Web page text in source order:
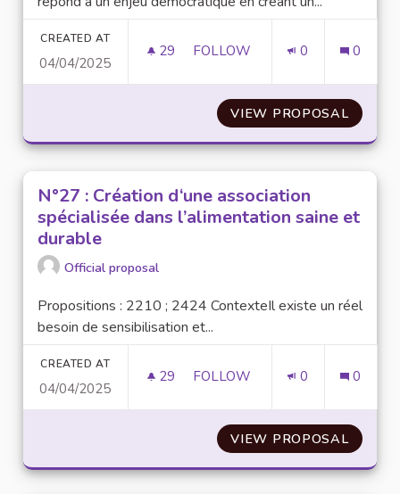
CREATED AT
04/04/2025
29 29 FOLLOWERS
FOLLOW 0 0
VIEW PROPOSALN°36 :
N°27 : Création d‘une association
spécialisée dans l’alimentation saine et
durable
Official proposal
Propositions : 2210 ; 2424 ContexteIl existe un réel
besoin de sensibilisation et...
CREATED AT
04/04/2025
29 29 FOLLOWERS
FOLLOW 0 0
VIEW PROPOSALN°27 :